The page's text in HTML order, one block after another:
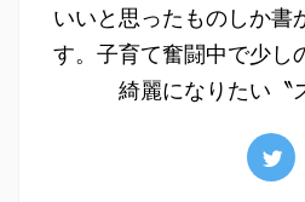
いいと思ったものしか書
す。子育て奮闘中で少し
綺麗になりたい〝